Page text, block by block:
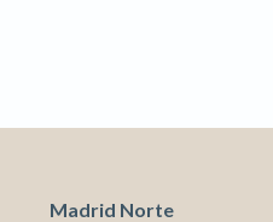
Madrid Norte